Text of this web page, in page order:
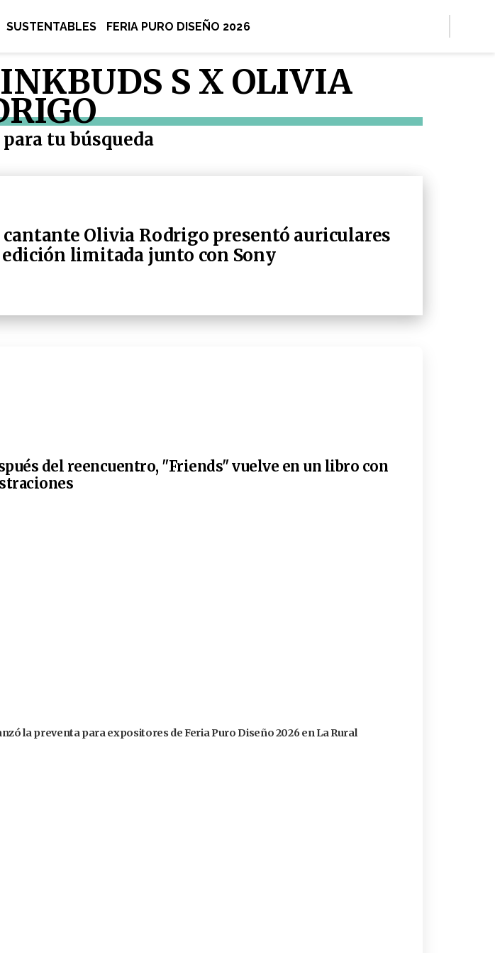
SUSTENTABLES FERIA PURO DISEÑO 2026
S X OLIVIA
tu búsqueda
cantante Olivia Rodrigo presentó auriculares
edición limitada junto con Sony
del reencuentro, "Friends" vuelve en un libro con
la preventa para expositores de Feria Puro Diseño 2026 en La Rural